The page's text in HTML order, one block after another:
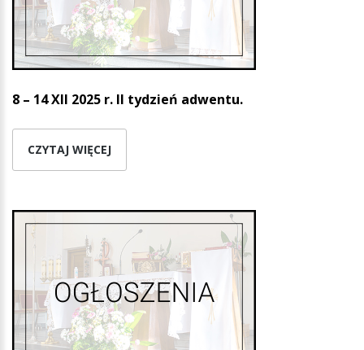
8 – 14 XII 2025 r. II tydzień adwentu.
CZYTAJ WIĘCEJ